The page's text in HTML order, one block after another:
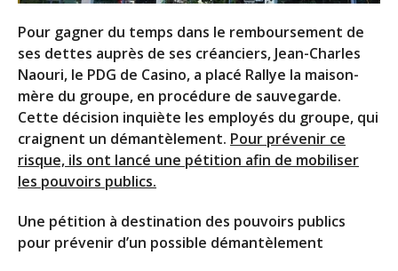
Pour gagner du temps dans le remboursement de
ses dettes auprès de ses créanciers, Jean-Charles
Naouri, le PDG de Casino, a placé Rallye la maison-
mère du groupe, en procédure de sauvegarde.
Cette décision inquiète les employés du groupe, qui
craignent un démantèlement. Pour prévenir ce
risque, ils ont lancé une pétition afin de mobiliser
les pouvoirs publics.
Une pétition à destination des pouvoirs publics
pour prévenir d’un possible démantèlement